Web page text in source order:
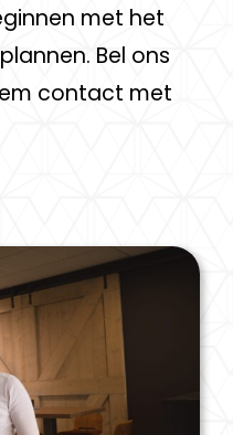
met het
Bel ons
contact met